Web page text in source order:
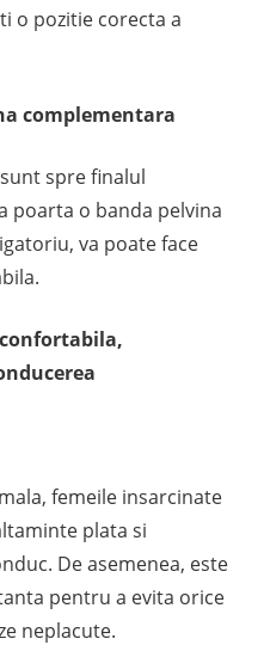
o pozitie corecta a
complementara
spre finalul
poarta o banda pelvina
va poate face
femeile insarcinate
plata si
De asemenea, este
pentru a evita orice
neplacute.